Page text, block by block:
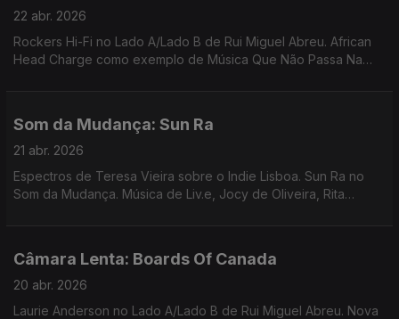
22 abr. 2026
Rockers Hi-Fi no Lado A/Lado B de Rui Miguel Abreu. African
Head Charge como exemplo de Música Que Não Passa Na
Som da Mudança: Sun Ra
21 abr. 2026
Espectros de Teresa Vieira sobre o Indie Lisboa. Sun Ra no
Som da Mudança. Música de Liv.e, Jocy de Oliveira, Rita
Câmara Lenta: Boards Of Canada
20 abr. 2026
Laurie Anderson no Lado A/Lado B de Rui Miguel Abreu. Nova